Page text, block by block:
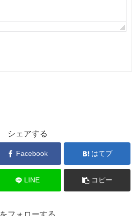
シェアする
Facebook はてブ
LINE コピー